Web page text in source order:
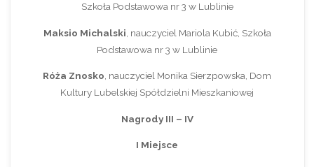
Szkoła Podstawowa nr 3 w Lublinie
Maksio Michalski , nauczyciel Mariola Kubić, Szkoła
Podstawowa nr 3 w Lublinie
Róża Znosko, nauczyciel Monika Sierzpowska, Dom
Kultury Lubelskiej Spółdzielni Mieszkaniowej
Nagrody III – IV
I Miejsce